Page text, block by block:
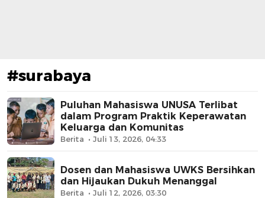
#surabaya
Puluhan Mahasiswa UNUSA Terlibat
dalam Program Praktik Keperawatan
Keluarga dan Komunitas
Berita Juli 13, 2026, 04:33
Dosen dan Mahasiswa UWKS Bersihkan
dan Hijaukan Dukuh Menanggal
Berita Juli 12, 2026, 03:30